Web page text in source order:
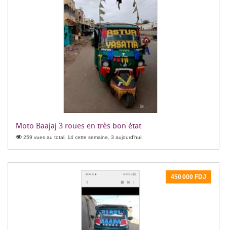
Moto Baajaj 3 roues en très bon état
259 vues au total, 14 cette semaine, 3 aujourd'hui
450 000 FDJ